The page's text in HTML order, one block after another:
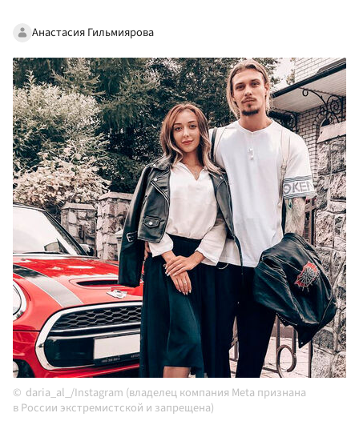
Анастасия Гильмиярова
daria_al_/Instagram (владелец компания Meta признана
в России экстремистской и запрещена)